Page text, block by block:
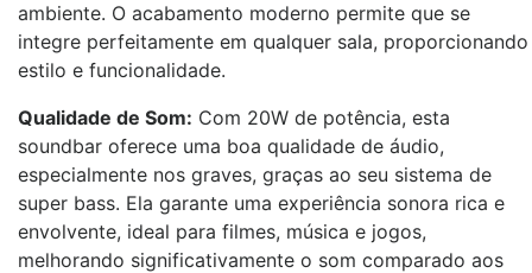
ambiente. O acabamento moderno permite que se
integre perfeitamente em qualquer sala, proporcionando
estilo e funcionalidade.
Qualidade de Som: Com 20W de potência, esta
soundbar oferece uma boa qualidade de áudio,
especialmente nos graves, graças ao seu sistema de
super bass. Ela garante uma experiência sonora rica e
envolvente, ideal para filmes, música e jogos,
melhorando significativamente o som comparado aos